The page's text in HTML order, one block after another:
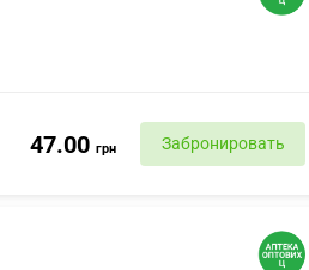
47.00 грн Забронировать